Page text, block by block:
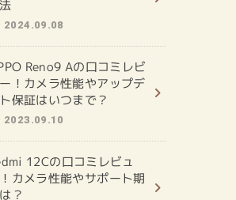
2024.09.08
Reno9 Aの口コミレビ
！カメラ性能やアップデ
保証はいつまで？
2023.09.10
12Cの口コミレビュ
カメラ性能やサポート期
？